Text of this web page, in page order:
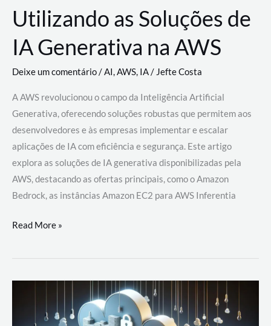
Utilizando as Soluções de
IA Generativa na AWS
Deixe um comentário/AI,AWS, IA/Jefte Costa
A AWS revolucionou o campo da Inteligência Artificial
Generativa, oferecendo soluções robustas que permitem aos
desenvolvedores e às empresas implementar e escalar
aplicações de IA com eficiência e segurança. Este artigo
explora as soluções de IA generativa disponibilizadas pela
AWS, destacando as ofertas principais, como o Amazon
Bedrock, as instâncias Amazon EC2 para AWS Inferentia
Utilizando
Soluções
Read More »